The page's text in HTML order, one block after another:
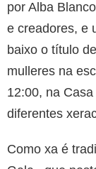
por Alba
e creadores, e
baixo o título
mulleres na
12:00, na
diferentes
Como xa é